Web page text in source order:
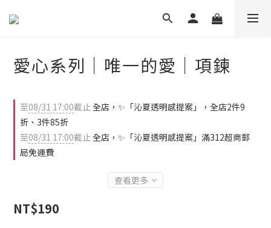
愛心系列｜唯一的愛｜項鍊
至08/31 17:00截止全店，✨「沁夏透明感提案」，全店2件9
折、3件85折
至08/31 17:00截止全店，✨「沁夏透明感提案」滿312超商郵
局免運費
查看更多
NT$190